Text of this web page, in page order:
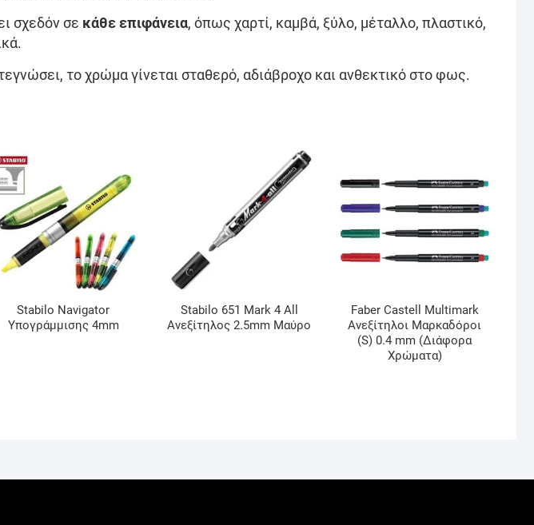
σχεδόν σε κάθε επιφάνεια, όπως χαρτί, καμβά, ξύλο, μέταλλο, πλαστικό,
το χρώμα γίνεται σταθερό, αδιάβροχο και ανθεκτικό στο φως.
Stabilo Navigator
Υπογράμμισης 4mm
Stabilo 651 Mark 4 All
Ανεξίτηλος 2.5mm Μαύρο
Faber Castell Multimark
Ανεξίτηλοι Μαρκαδόροι
(S) 0.4 mm (Διάφορα
Χρώματα)